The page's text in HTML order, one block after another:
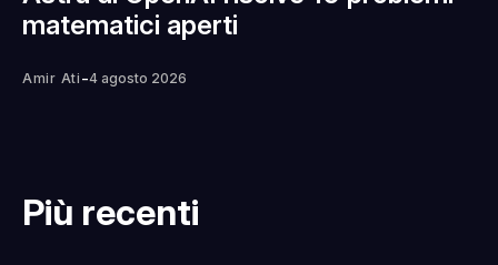
matematici aperti
Amir Ati -4 agosto 2026
Più recenti